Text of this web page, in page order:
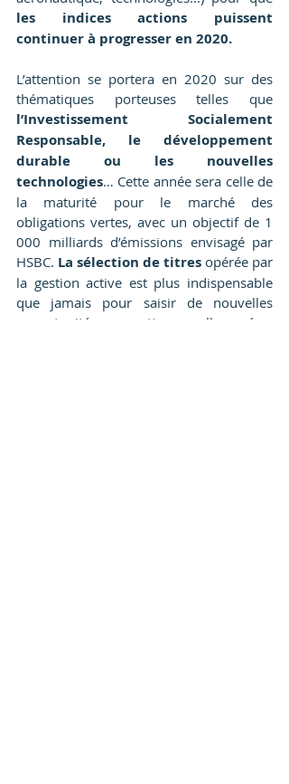
les indices actions puissent
continuer à progresser en 2020.
L’attention se portera en 2020 sur des
l’Investissement Socialement
Responsable, le développement
durable ou les nouvelles
technologies… Cette année sera celle de
la maturité pour le marché des
obligations vertes, avec un objectif de 1
000 milliards d’émissions envisagé par
HSBC. La sélection de titres opérée par
la gestion active est plus indispensable
que jamais pour saisir de nouvelles
opportunités pour cette nouvelle année.